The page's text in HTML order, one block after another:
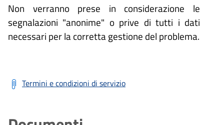
Non verranno prese in considerazione le
segnalazioni "anonime" o prive di tutti i dati
necessari per la corretta gestione del problema.
Termini e condizioni di servizio